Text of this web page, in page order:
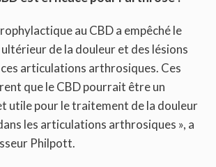
au CBD a empêché le
de la douleur et des lésions
articulations arthrosiques. Ces
que le CBD pourrait être un
utile pour le traitement de la douleur
les articulations arthrosiques », a
Philpott.